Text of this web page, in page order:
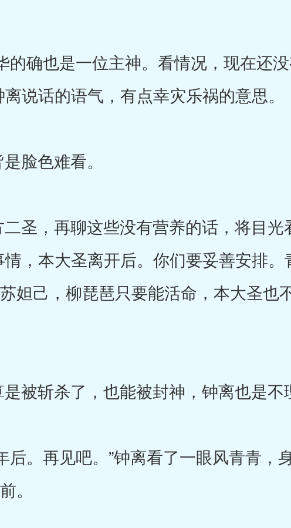
确也是一位主神。看情况，现在还
说话的语气，有点幸灾乐祸的意思。
色难看。
，再聊这些没有营养的话，将目光
，本大圣离开后。你们要妥善安排。
妲己，柳琵琶只要能活命，本大圣也
斩杀了，也能被封神，钟离也是不
。再见吧。”钟离看了一眼风青青，
。